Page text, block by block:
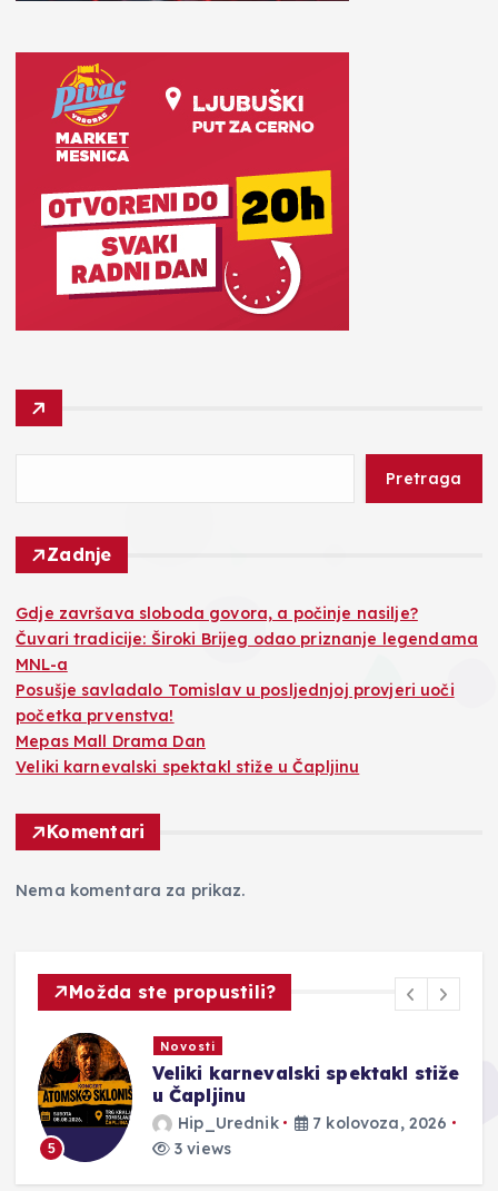
Pretraga
Zadnje
Gdje završava sloboda govora, a počinje nasilje?
Čuvari tradicije: Široki Brijeg odao priznanje legendama
MNL-a
Posušje savladalo Tomislav u posljednjoj provjeri uoči
početka prvenstva!
Mepas Mall Drama Dan
Veliki karnevalski spektakl stiže u Čapljinu
Komentari
Nema komentara za prikaz.
Možda ste propustili?
5
Novosti
Veliki karnevalski spektakl stiže
u Čapljinu
Hip_Urednik
7 kolovoza, 2026
3 views